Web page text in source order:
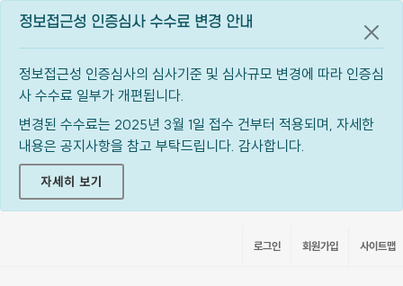
정보접근성 인증심사 수수료 변경 안내
정보접근성 인증심사의 심사기준 및 심사규모 변경에 따라 인증심
사 수수료 일부가 개편됩니다.
변경된 수수료는 2025년 3월 1일 접수 건부터 적용되며, 자세한
내용은 공지사항을 참고 부탁드립니다. 감사합니다.
자세히 보기
공지
로그인 회원가입 사이트맵